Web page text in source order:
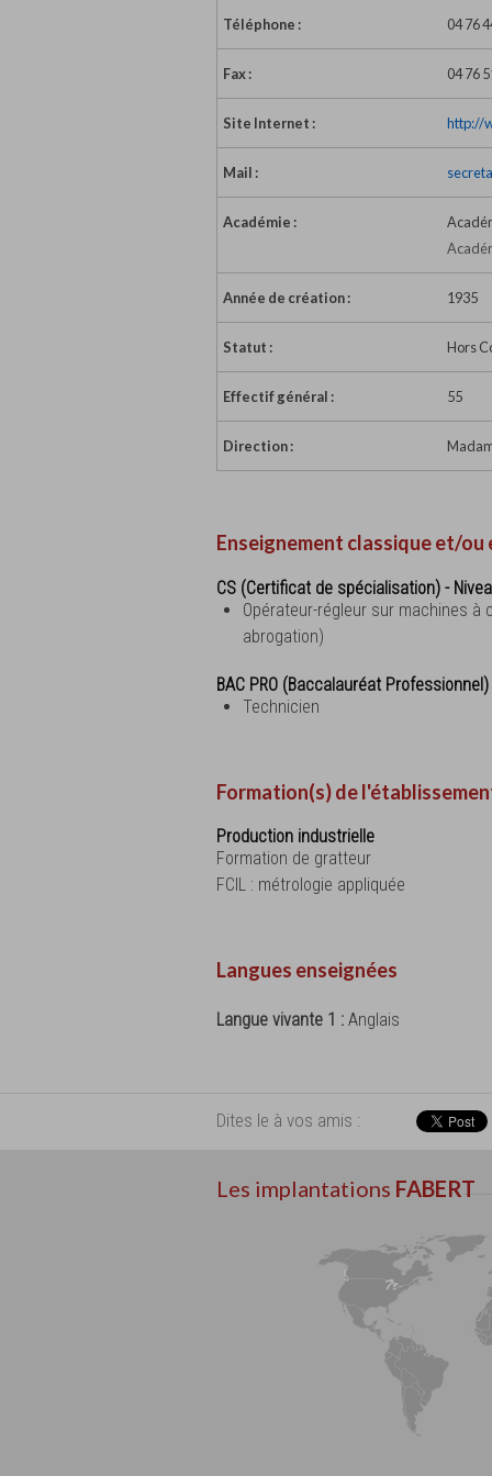
Téléphone : 04 76
Fax : 04 76
Site Internet : http://
Mail :
Académie :
Année de création : 1935
Statut : Hors
Effectif général : 55
Direction :
Enseignement classique et/ou
CS (Certificat de spécialisation) -
Opérateur-régleur sur machines à
abrogation)
BAC PRO (Baccalauréat Professionnel)
Technicien
Formation(s) de
Production industrielle
Formation de gratteur
FCIL : métrologie appliquée
Langues enseignées
Langue vivante 1 : Anglais
Dites le à vos amis :
Les implantations FABERT